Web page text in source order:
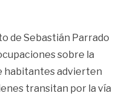
de Sebastián Parrado
sobre la
habitantes advierten
transitan por la vía